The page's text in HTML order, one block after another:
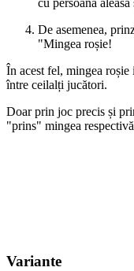
cu persoana
De asemenea,
"Mingea roșie!
În acest fel, mingea
între ceilalți jucători.
Doar prin joc precis și
"prins" mingea
Variante